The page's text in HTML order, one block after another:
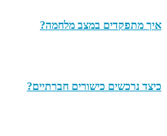
איך מתפקדים במצב מלחמה?
כיצד נרכשים כישורים חברתיים?